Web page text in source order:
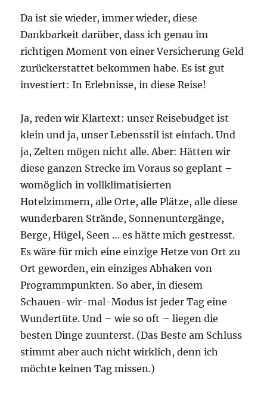
Da ist sie wieder, immer wieder, diese
Dankbarkeit darüber, dass ich genau im
richtigen Moment von einer Versicherung Geld
zurückerstattet bekommen habe. Es ist gut
investiert: In Erlebnisse, in diese Reise!
Ja, reden wir Klartext: unser Reisebudget ist
klein und ja, unser Lebensstil ist einfach. Und
ja, Zelten mögen nicht alle. Aber: Hätten wir
diese ganzen Strecke im Voraus so geplant –
womöglich in vollklimatisierten
Hotelzimmern, alle Orte, alle Plätze, alle diese
wunderbaren Strände, Sonnenuntergänge,
Berge, Hügel, Seen … es hätte mich gestresst.
Es wäre für mich eine einzige Hetze von Ort zu
Ort geworden, ein einziges Abhaken von
Programmpunkten. So aber, in diesem
Schauen-wir-mal-Modus ist jeder Tag eine
Wundertüte. Und – wie so oft – liegen die
besten Dinge zuunterst. (Das Beste am Schluss
stimmt aber auch nicht wirklich, denn ich
möchte keinen Tag missen.)